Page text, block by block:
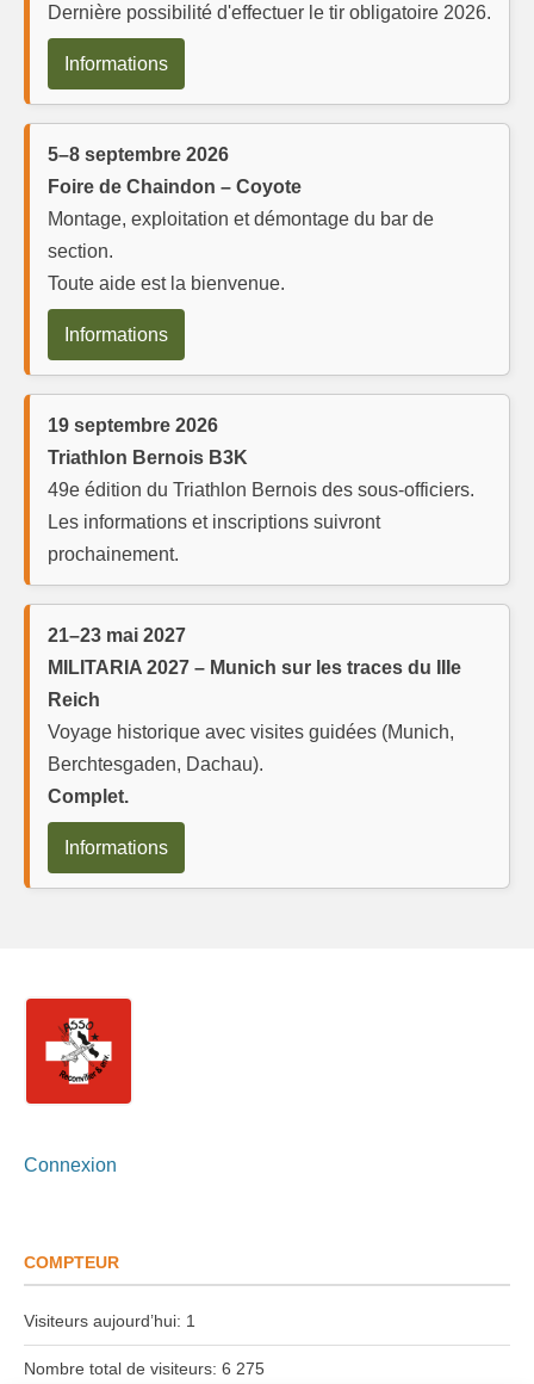
Dernière possibilité d'effectuer le tir obligatoire 2026.
Informations
5–8 septembre 2026
Foire de Chaindon – Coyote
Montage, exploitation et démontage du bar de
section.
Toute aide est la bienvenue.
Informations
19 septembre 2026
Triathlon Bernois B3K
49e édition du Triathlon Bernois des sous-officiers.
Les informations et inscriptions suivront
prochainement.
21–23 mai 2027
MILITARIA 2027 – Munich sur les traces du IIIe
Reich
Voyage historique avec visites guidées (Munich,
Berchtesgaden, Dachau).
Complet.
Informations
Connexion
COMPTEUR
Visiteurs aujourd’hui: 1
Nombre total de visiteurs: 6 275